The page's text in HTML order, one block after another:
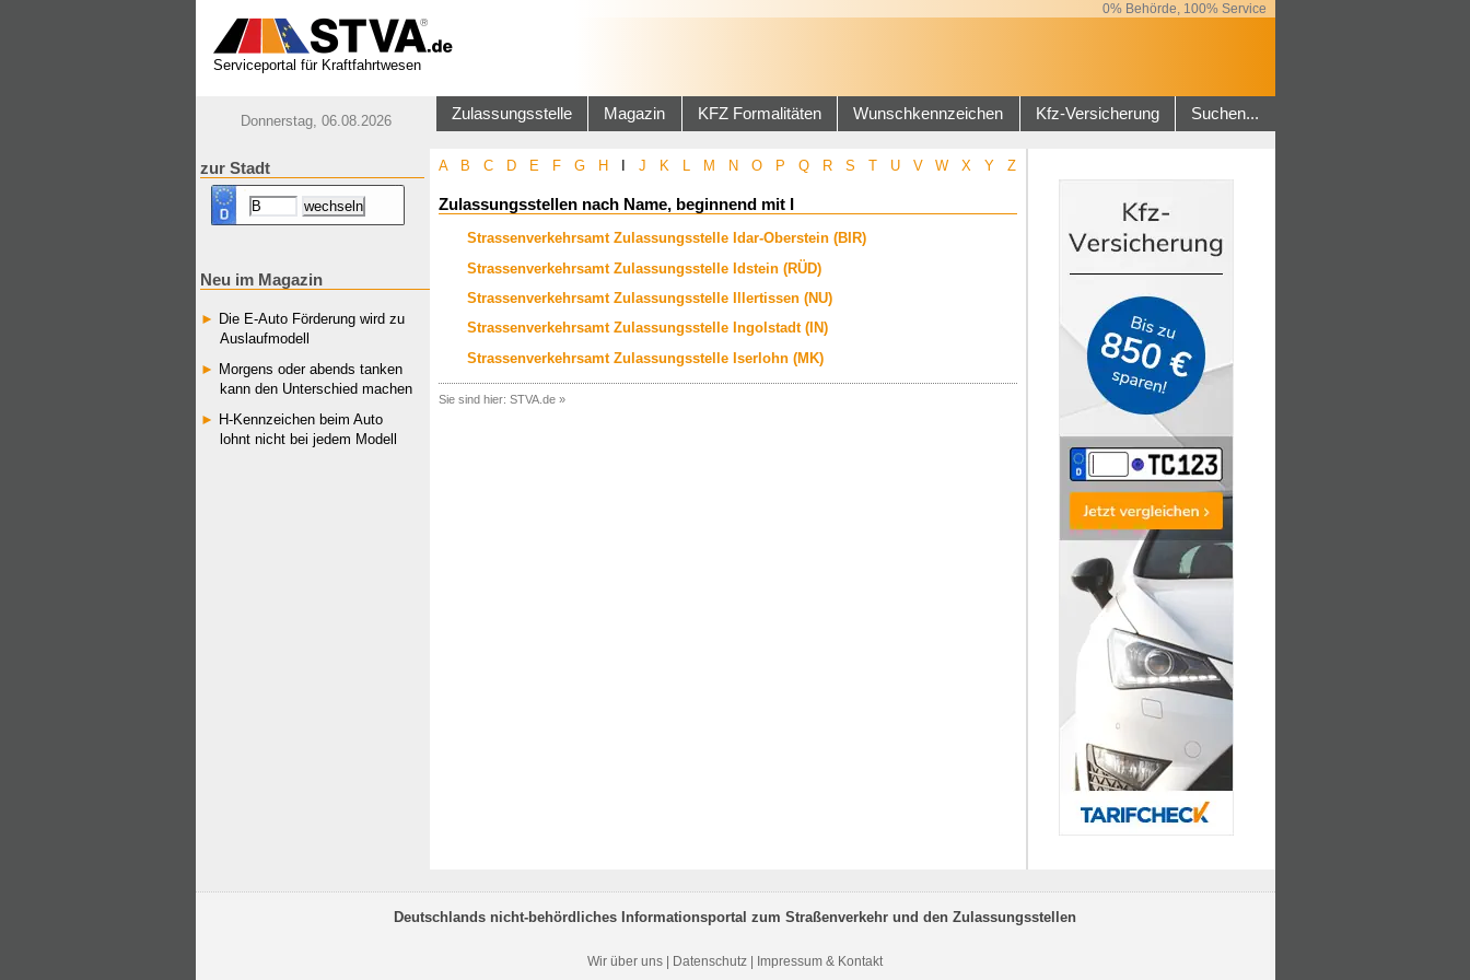
0% Behörde, 100% Service
Serviceportal für Kraftfahrtwesen
Donnerstag, 06.08.2026 Zulassungsstelle Magazin KFZ Formalitäten Wunschkennzeichen Kfz-Versicherung Suchen...
zur Stadt
Neu im Magazin
Die E-Auto Förderung wird zu
Auslaufmodell
Morgens oder abends tanken
kann den Unterschied machen
H-Kennzeichen beim Auto
lohnt nicht bei jedem Modell
A B C D E F G H J K L M N O P Q R S T U V W X Y Z
Zulassungsstellen nach Name, beginnend mit I
Strassenverkehrsamt Zulassungsstelle Idar-Oberstein (BIR)
Strassenverkehrsamt Zulassungsstelle Idstein (RÜD)
Strassenverkehrsamt Zulassungsstelle Illertissen (NU)
Strassenverkehrsamt Zulassungsstelle Ingolstadt (IN)
Strassenverkehrsamt Zulassungsstelle Iserlohn (MK)
Sie sind hier: STVA.de»
Deutschlands nicht-behördliches Informationsportal zum Straßenverkehr und den Zulassungsstellen
Wir über uns Datenschutz Impressum & Kontakt